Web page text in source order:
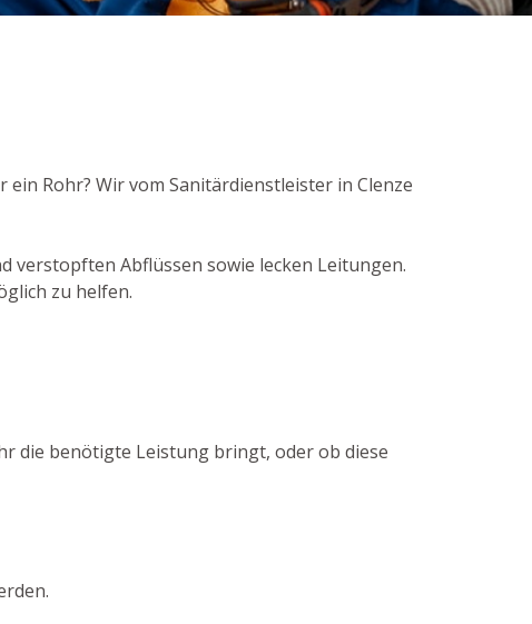
Rohr? Wir vom Sanitärdienstleister in Clenze
verstopften Abflüssen sowie lecken Leitungen.
zu helfen.
die benötigte Leistung bringt, oder ob diese